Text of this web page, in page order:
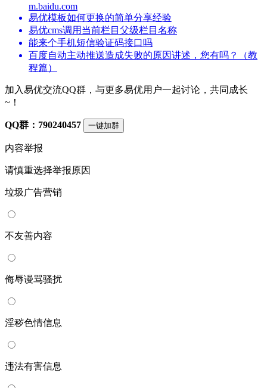
m.baidu.com
易优模板如何更换的简单分享经验
易优cms调用当前栏目父级栏目名称
能来个手机短信验证码接口吗
百度自动主动推送造成失败的原因讲述，您有吗？（教
程篇）
加入易优交流QQ群，与更多易优用户一起讨论，共同成长
~！
QQ群：790240457 一键加群
内容举报
请慎重选择举报原因
垃圾广告营销
不友善内容
侮辱谩骂骚扰
淫秽色情信息
违法有害信息